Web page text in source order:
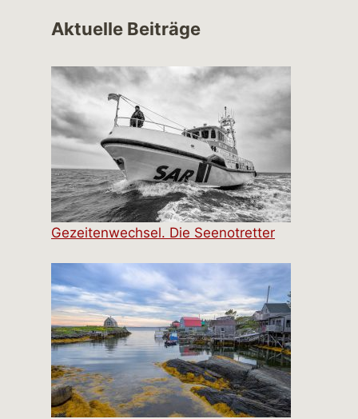
Aktuelle Beiträge
Gezeitenwechsel. Die Seenotretter